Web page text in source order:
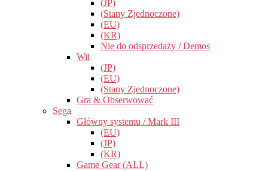
(JP)
(Stany Zjednoczone)
(EU)
(KR)
Nie do odsprzedaży / Demos
Wii
(JP)
(EU)
(Stany Zjednoczone)
Gra & Obserwować
Sega
Główny systemu / Mark III
(EU)
(JP)
(KR)
Game Gear (ALL)